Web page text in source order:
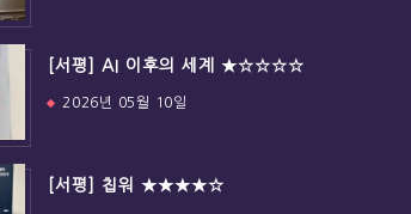
[서평] AI 이후의 세계 ★☆☆☆☆
2026년 05월 10일
[서평] 칩워 ★★★★☆